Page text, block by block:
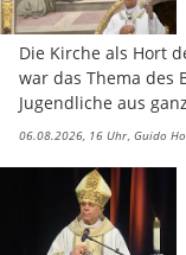
Die Kirche als Hort
war das Thema des
Jugendliche aus
06.08.2026, 16 Uhr Guido